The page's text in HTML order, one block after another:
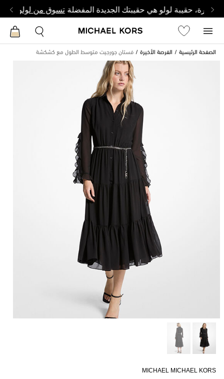
وصغيرة، حقيبة لولو هي حقيبتك الجديدة المفضلة تسوق من لولو
الصفحة الرئيسية الفرصة الأخيرة فستان جورجيت متوسط ​​الطول مع كشكشة
MICHAEL MICHAEL KORS